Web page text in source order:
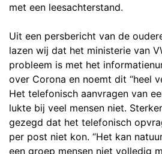
met een leesachterstand.
Uit een persbericht van de
lazen wij dat het ministerie van
probleem is met het
over Corona en noemt dit “heel
Het telefonisch aanvragen van
lukte bij veel mensen niet.
gezegd dat het telefonisch
per post niet kon. “Het kan
een groep mensen niet volledig